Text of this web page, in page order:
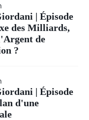
| Épisode
des Milliards,
de
?
| Épisode
d'une